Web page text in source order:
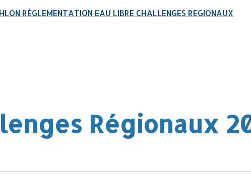
RÈGLEMENTATION EAU LIBRE CHALLENGES REGIONAUX
Régionaux